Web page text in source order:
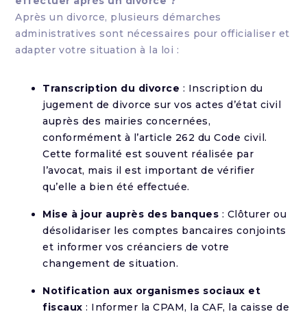
Après un divorce, plusieurs démarches
administratives sont nécessaires pour officialiser et
adapter votre situation à la loi :
Transcription du divorce : Inscription du
jugement de divorce sur vos actes d’état civil
auprès des mairies concernées,
conformément à l’article 262 du Code civil.
Cette formalité est souvent réalisée par
l’avocat, mais il est important de vérifier
qu’elle a bien été effectuée.
Mise à jour auprès des banques : Clôturer ou
désolidariser les comptes bancaires conjoints
et informer vos créanciers de votre
changement de situation.
Notification aux organismes sociaux et
fiscaux : Informer la CPAM, la CAF, la caisse de